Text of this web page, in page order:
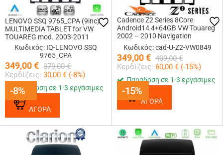
-8%
LENOVO SSQ 9765_CPA (9inc)
MULTIMEDIA TABLET for VW
TOUAREG mod. 2003-2011
Κωδικός: IQ-LENOVO SSQ
9765_CPA
349,00€ 379,00 €
Κερδίζεις: 30,00 € (-8%)
-8%
Παράδοση σε 1-3 εργάσιμες
ΑΓΟΡΑ
-15%
Cadence Z2 Series 8Core
Android14 4+64GB VW Touareg
2002 – 2010 Navigation
Multimedia Tablet 9 Με Carplay
& Android Auto
Κωδικός: cad-U-Z2-VW0849
349,00€ 409,00 €
Κερδίζεις: 60,00 € (-15%)
-15%
Παράδοση σε 1-3 εργάσιμες
ΑΓΟΡΑ